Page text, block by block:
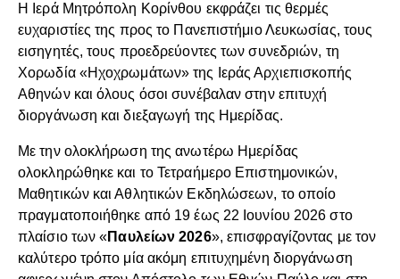
Η Ιερά Μητρόπολη Κορίνθου εκφράζει τις θερμές
ευχαριστίες της προς το Πανεπιστήμιο Λευκωσίας, τους
εισηγητές, τους προεδρεύοντες των συνεδριών, τη
Χορωδία «Ηχοχρωμάτων» της Ιεράς Αρχιεπισκοπής
Αθηνών και όλους όσοι συνέβαλαν στην επιτυχή
διοργάνωση και διεξαγωγή της Ημερίδας.
Με την ολοκλήρωση της ανωτέρω Ημερίδας
ολοκληρώθηκε και το Τετραήμερο Επιστημονικών,
Μαθητικών και Αθλητικών Εκδηλώσεων, το οποίο
πραγματοποιήθηκε από 19 έως 22 Ιουνίου 2026 στο
πλαίσιο των «Παυλείων 2026», επισφραγίζοντας με τον
καλύτερο τρόπο μία ακόμη επιτυχημένη διοργάνωση